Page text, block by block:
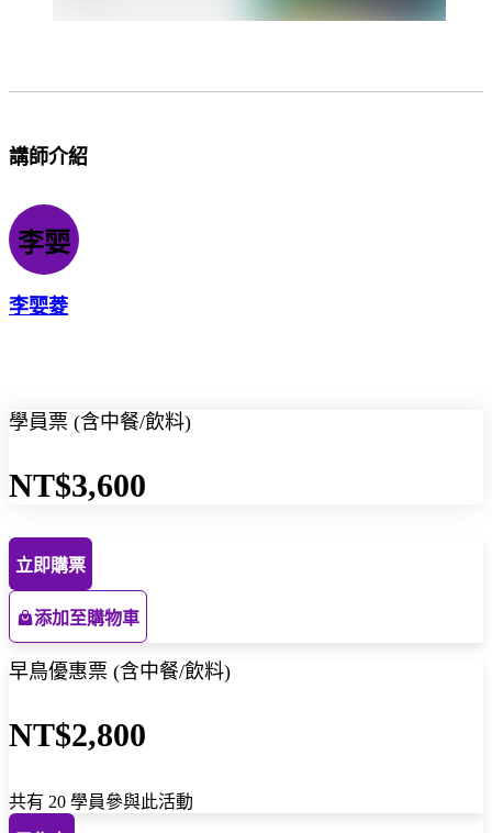
講師介紹
李婯
李婯菱
學員票 (含中餐/飲料)
NT$3,600
立即購票
添加至購物車
早鳥優惠票 (含中餐/飲料)
NT$2,800
共有 20 學員參與此活動